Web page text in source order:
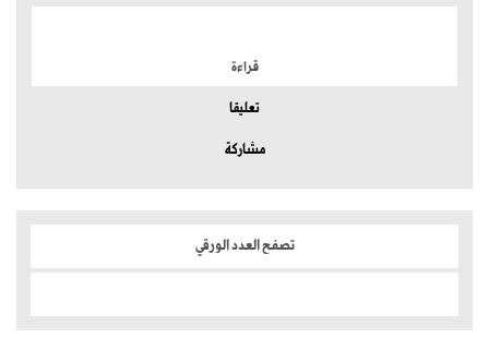
قراءة
تعليقا
مشاركة
تصفح العدد الورقي